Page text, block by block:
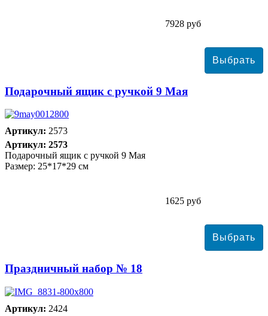
7928 руб
Подарочный ящик с ручкой 9 Мая
Артикул: 2573
Артикул: 2573
Подарочный ящик с ручкой 9 Мая
Размер: 25*17*29 см
1625 руб
Праздничный набор № 18
Артикул: 2424